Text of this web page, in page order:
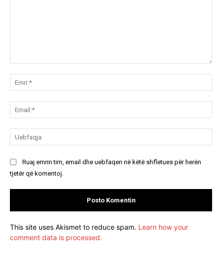
Ruaj emrin tim, email dhe uebfaqen në këtë shfletues për herën
tjetër që komentoj.
This site uses Akismet to reduce spam. Learn how your
comment data is processed.